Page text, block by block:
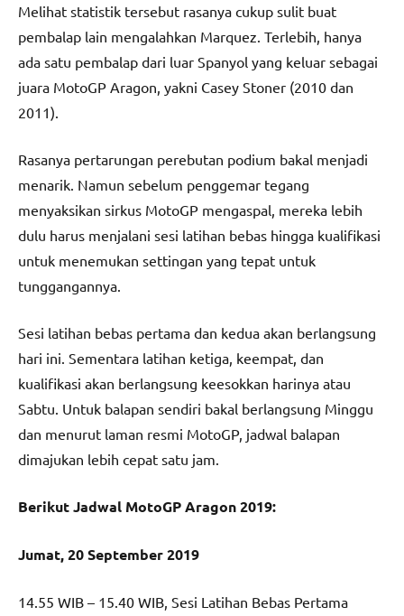
Melihat statistik tersebut rasanya cukup sulit buat
pembalap lain mengalahkan Marquez. Terlebih, hanya
ada satu pembalap dari luar Spanyol yang keluar sebagai
juara MotoGP Aragon, yakni Casey Stoner (2010 dan
2011).
Rasanya pertarungan perebutan podium bakal menjadi
menarik. Namun sebelum penggemar tegang
menyaksikan sirkus MotoGP mengaspal, mereka lebih
dulu harus menjalani sesi latihan bebas hingga kualifikasi
untuk menemukan settingan yang tepat untuk
tunggangannya.
Sesi latihan bebas pertama dan kedua akan berlangsung
hari ini. Sementara latihan ketiga, keempat, dan
kualifikasi akan berlangsung keesokkan harinya atau
Sabtu. Untuk balapan sendiri bakal berlangsung Minggu
dan menurut laman resmi MotoGP, jadwal balapan
dimajukan lebih cepat satu jam.
Berikut Jadwal MotoGP Aragon 2019:
Jumat, 20 September 2019
14.55 WIB – 15.40 WIB, Sesi Latihan Bebas Pertama